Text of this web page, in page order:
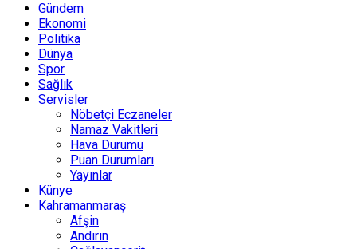
Gündem
Ekonomi
Politika
Dünya
Spor
Sağlık
Servisler
Nöbetçi Eczaneler
Namaz Vakitleri
Hava Durumu
Puan Durumları
Yayınlar
Künye
Kahramanmaraş
Afşin
Andırın